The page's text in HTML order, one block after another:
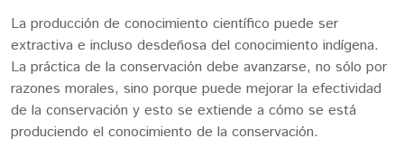
La producción de conocimiento científico puede ser
extractiva e incluso desdeñosa del conocimiento indígena.
La práctica de la conservación debe avanzarse, no sólo por
razones morales, sino porque puede mejorar la efectividad
de la conservación y esto se extiende a cómo se está
produciendo el conocimiento de la conservación.